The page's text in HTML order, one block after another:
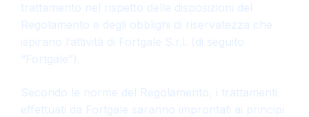
trattamento nel rispetto delle disposizioni del
Regolamento e degli obblighi di riservatezza che
ispirano l’attività di Fortgale S.r.l. (di seguito
“Fortgale”).
Secondo le norme del Regolamento, i trattamenti
effettuati da Fortgale saranno improntati ai principi